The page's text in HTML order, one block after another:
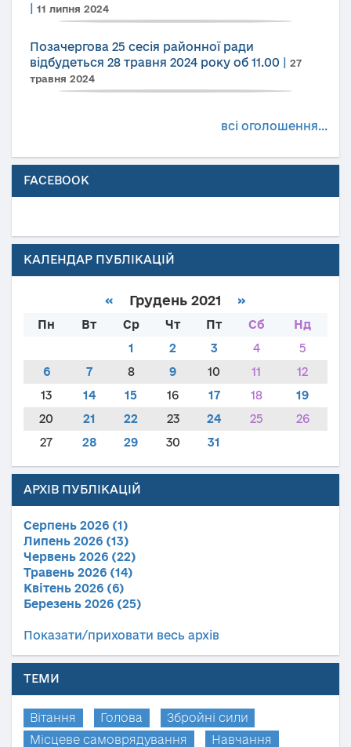
11 липня 2024
Позачергова 25 сесія районної ради
відбудеться 28 травня 2024 року об 11.00
27
травня 2024
всі оголошення...
FACEBOOK
КАЛЕНДАР ПУБЛІКАЦІЙ
« Грудень 2021 »
Пн Вт Ср Чт Пт Сб
Нд
1
2 3 4
5
6
7 8 9 10 11
12
13
14 15 16 17 18
19
20
21 22 23 24 25
26
27
28 29 30 31
АРХІВ ПУБЛІКАЦІЙ
Серпень 2026 (1)
Липень 2026 (13)
Червень 2026 (22)
Травень 2026 (14)
Квітень 2026 (6)
Березень 2026 (25)
Показати/приховати весь архів
ТЕМИ
Вітання Голова
Збройні сили
Місцеве самоврядування
Навчання